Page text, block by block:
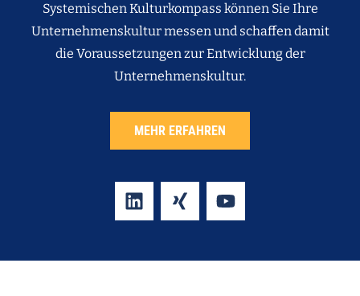
Systemischen Kulturkompass können Sie Ihre
Unternehmenskultur messen und schaffen damit
die Voraussetzungen zur Entwicklung der
Unternehmenskultur.
MEHR ERFAHREN